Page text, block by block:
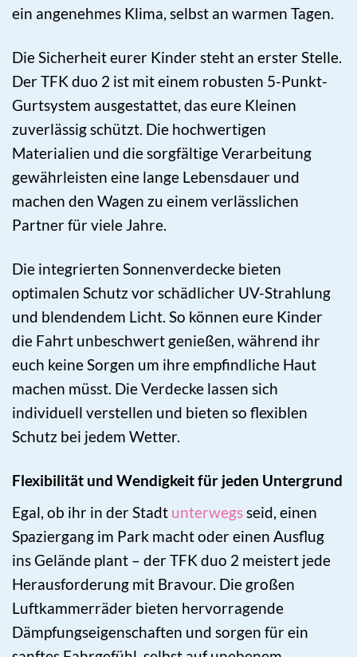
ein angenehmes Klima, selbst an warmen Tagen.
Die Sicherheit eurer Kinder steht an erster Stelle.
Der TFK duo 2 ist mit einem robusten 5-Punkt-
Gurtsystem ausgestattet, das eure Kleinen
zuverlässig schützt. Die hochwertigen
Materialien und die sorgfältige Verarbeitung
gewährleisten eine lange Lebensdauer und
machen den Wagen zu einem verlässlichen
Partner für viele Jahre.
Die integrierten Sonnenverdecke bieten
optimalen Schutz vor schädlicher UV-Strahlung
und blendendem Licht. So können eure Kinder
die Fahrt unbeschwert genießen, während ihr
euch keine Sorgen um ihre empfindliche Haut
machen müsst. Die Verdecke lassen sich
individuell verstellen und bieten so flexiblen
Schutz bei jedem Wetter.
Flexibilität und Wendigkeit für jeden Untergrund
Egal, ob ihr in der Stadt unterwegsseid, einen
Spaziergang im Park macht oder einen Ausflug
ins Gelände plant – der TFK duo 2 meistert jede
Herausforderung mit Bravour. Die großen
Luftkammerräder bieten hervorragende
Dämpfungseigenschaften und sorgen für ein